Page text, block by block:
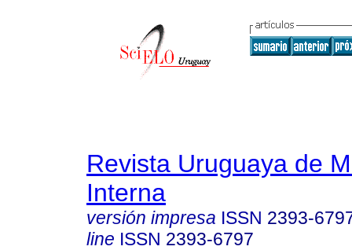
Revista Uruguaya de
Interna
versión impresa ISSN 2393-
line ISSN 2393-6797